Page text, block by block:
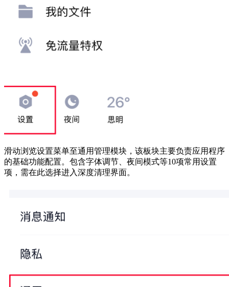
滑动浏览设置菜单至通用管理模块，该板块主要负责应用程序
的基础功能配置。包含字体调节、夜间模式等10项常用设置
项，需在此选择进入深度清理界面。